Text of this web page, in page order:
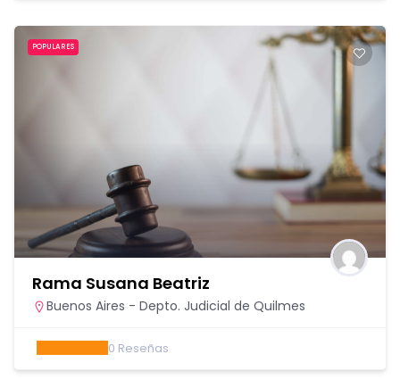
POPULARES
Rama Susana Beatriz
Buenos Aires - Depto. Judicial de Quilmes
0 Reseñas